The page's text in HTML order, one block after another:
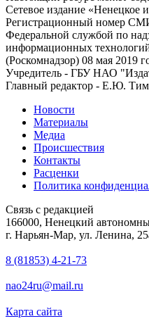
Сетевое издание «Ненецкое
Регистрационный номер
Федеральной службой по
информационных
(Роскомнадзор) 08 мая 2019
Учредитель - ГБУ НАО
Главный редактор - Е.Ю.
Новости
Материалы
Медиа
Происшествия
Контакты
Расценки
Политика
Связь с редакцией
166000, Ненецкий
г. Нарьян-Мар, ул. Ленина,
8 (81853) 4-21-73
nao24ru@mail.ru
Карта сайта